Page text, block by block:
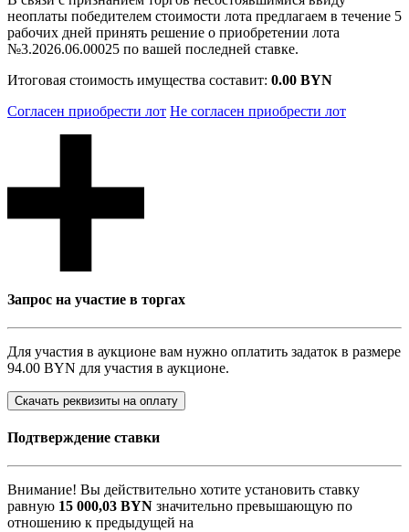
неоплаты победителем стоимости лота предлагаем в течение 5
рабочих дней принять решение о приобретении лота
№3.2026.06.00025 по вашей последней ставке.
Итоговая стоимость имущества составит: 0.00 BYN
Согласен приобрести лот Не согласен приобрести лот
Запрос на участие в торгах
Для участия в аукционе вам нужно оплатить задаток в размере
94.00 BYN для участия в аукционе.
Скачать реквизиты на оплату
Подтверждение ставки
Внимание! Вы действительно хотите установить ставку
равную 15 000,03 BYN значительно превышающую по
отношению к предыдущей на